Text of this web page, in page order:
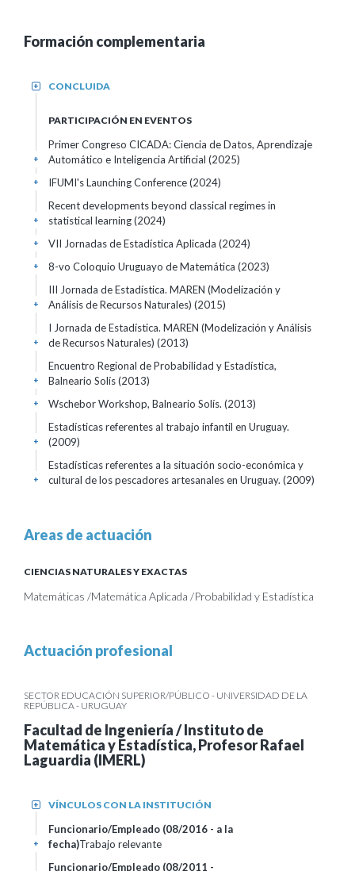
Formación complementaria
CONCLUIDA
+
PARTICIPACIÓN EN EVENTOS
Primer Congreso CICADA: Ciencia de Datos, Aprendizaje
Automático e Inteligencia Artificial (2025)
+
IFUMI's Launching Conference(2024)
+
Recent developments beyond classical regimes in
statistical learning(2024)
+
VII Jornadas de Estadística Aplicada (2024)
+
8-vo Coloquio Uruguayo de Matemática (2023)
+
III Jornada de Estadística. MAREN (Modelización y
Análisis de Recursos Naturales) (2015)
+
I Jornada de Estadística. MAREN (Modelización y Análisis
de Recursos Naturales) (2013)
+
Encuentro Regional de Probabilidad y Estadística,
Balneario Solís(2013)
+
Wschebor Workshop, Balneario Solís. (2013)
+
Estadísticas referentes al trabajo infantil en Uruguay.
(2009)
+
Estadísticas referentes a la situación socio-económica y
cultural de los pescadores artesanales en Uruguay. (2009)
+
Areas de actuación
CIENCIAS NATURALES Y EXACTAS
Matemáticas /Matemática Aplicada /Probabilidad y Estadística
Actuación profesional
SECTOR EDUCACIÓN SUPERIOR/PÚBLICO - UNIVERSIDAD DE LA
REPÚBLICA - URUGUAY
Facultad de Ingeniería / Instituto de
Matemática y Estadística, Profesor Rafael
Laguardia (IMERL)
VÍNCULOS CON LA INSTITUCIÓN
+
Funcionario/Empleado (08/2016 - a la
fecha)Trabajo relevante
+
Funcionario/Empleado (08/2011 -